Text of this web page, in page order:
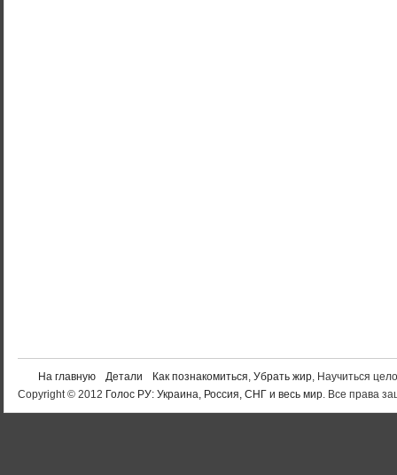
На главную Детали Как познакомиться, Убрать жир, Научиться
Copyright © 2012 Голос РУ: Украина, Россия, СНГ и весь мир. Все права